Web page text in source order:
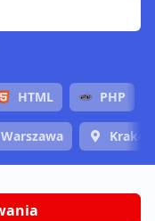
HTML PHP
Warszawa